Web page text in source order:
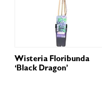
Wisteria Floribunda
‘Black Dragon’